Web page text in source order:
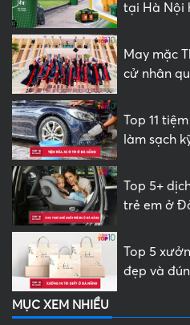
tại Hà Nội
May mặc
cử nhân
Top 11
làm sạch
Top 5+
trẻ em ở
Top 5
đẹp và
MỤC XEM NHIỀU